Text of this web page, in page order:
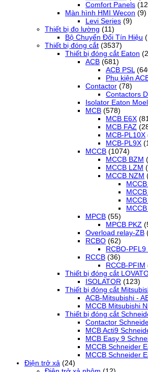
Comfort Panels
Màn hình HMI Wecon (9)
Levi Series (9)
Thiết bị đo lường (11)
Bộ Chuyển Đổi Tín Hiệu
Thiết bị đóng cắt (3537)
Thiết bị đóng cắt Eaton
ACB (681)
ACB PSL
Phụ kiện
Contactor (78)
Contactors
Isolator Eaton
MCB (578)
MCB E6X
MCB FAZ
MCB-PL10X
MCB-PL9X
MCCB (1074)
MCCB BZM
MCCB LZM
MCCB NZM
MPCB (55)
MPCB PKZ
Overload relay-ZB
RCBO (62)
RCBO-
RCCB (36)
RCCB-PFIM
Thiết bị đóng cắt
ISOLATOR (123)
Thiết bị đóng cắt
ACB-Mitsubishi -
MCCB Mitsubishi
Thiết bị đóng cắt
Contactor
MCB Acti9
MCB Easy 9
MCCB Schneider
MCCB Schneider
Điện trở xả (24)